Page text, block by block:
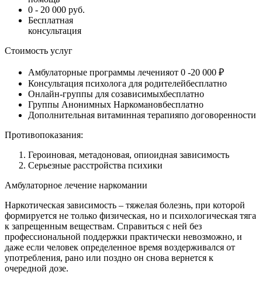
0 - 20 000 руб.
Бесплатная
консультация
Стоимость услуг
Амбулаторные программы леченияот 0 -20 000 ₽
Консультация психолога для родителейбесплатно
Онлайн-группы для созависимыхбесплатно
Группы Анонимных Наркомановбесплатно
Дополнительная витаминная терапияпо договоренности
Противопоказания:
Героиновая, метадоновая, опиоидная зависимость
Серьезные расстройства психики
Амбулаторное лечение наркомании
Наркотическая зависимость – тяжелая болезнь, при которой
формируется не только физическая, но и психологическая тяга
к запрещенным веществам. Справиться с ней без
профессиональной поддержки практически невозможно, и
даже если человек определенное время воздерживался от
употребления, рано или поздно он снова вернется к
очередной дозе.